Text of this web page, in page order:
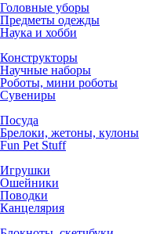
Головные уборы
Предметы одежды
Наука и хобби
Конструкторы
Научные наборы
Роботы, мини роботы
Сувениры
Посуда
Брелоки, жетоны, кулоны
Fun Pet Stuff
Игрушки
Ошейники
Поводки
Канцелярия